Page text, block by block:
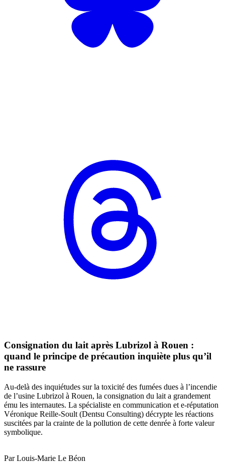
Consignation du lait après Lubrizol à Rouen :
quand le principe de précaution inquiète plus qu’il
ne rassure
Au-delà des inquiétudes sur la toxicité des fumées dues à l’incendie
de l’usine Lubrizol à Rouen, la consignation du lait a grandement
ému les internautes. La spécialiste en communication et e-réputation
Véronique Reille-Soult (Dentsu Consulting) décrypte les réactions
suscitées par la crainte de la pollution de cette denrée à forte valeur
symbolique.
Par Louis-Marie Le Béon